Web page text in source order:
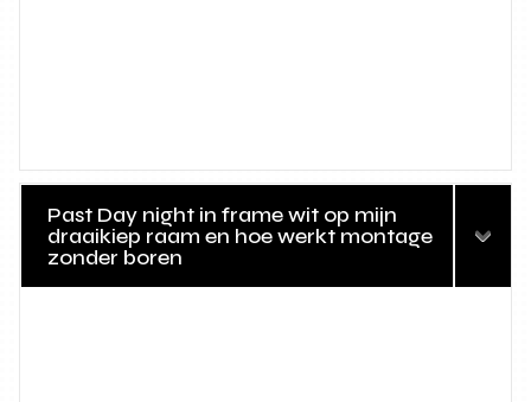
Past Day night in frame wit op mijn
draaikiep raam en hoe werkt montage
zonder boren